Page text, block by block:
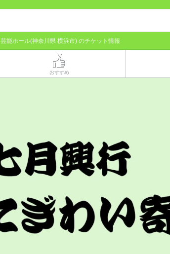
芸能ホール(神奈川県 横浜市) のチケット情報
おすすめ